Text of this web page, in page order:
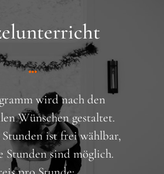
wird nach den
Wünschen gestaltet.
ist frei wählbar,
Stunden sind möglich.